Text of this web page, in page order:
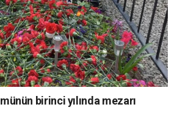
birinci yılında mezarı